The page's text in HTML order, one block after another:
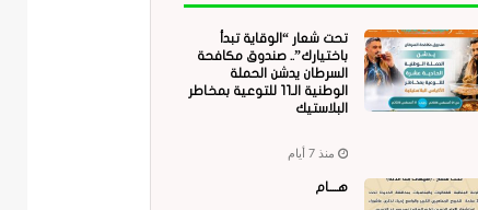
تحت شعار “الوقاية تبدأ
باختيارك”.. صندوق مكافحة
السرطان يدشن الحملة
الوطنية الـ11 للتوعية بمخاطر
البلاستيك
منذ 7 أيام
هــــام